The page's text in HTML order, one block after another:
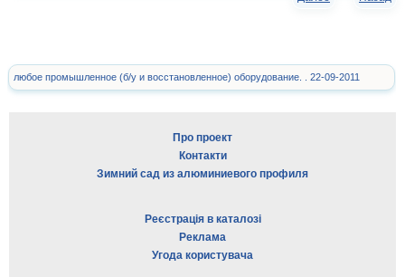
любое промышленное (б/у и восстановленное) оборудование. . 22-09-2011
Про проект
Контакти
Зимний сад из алюминиевого профиля
Реєстрація в каталозі
Реклама
Угода користувача